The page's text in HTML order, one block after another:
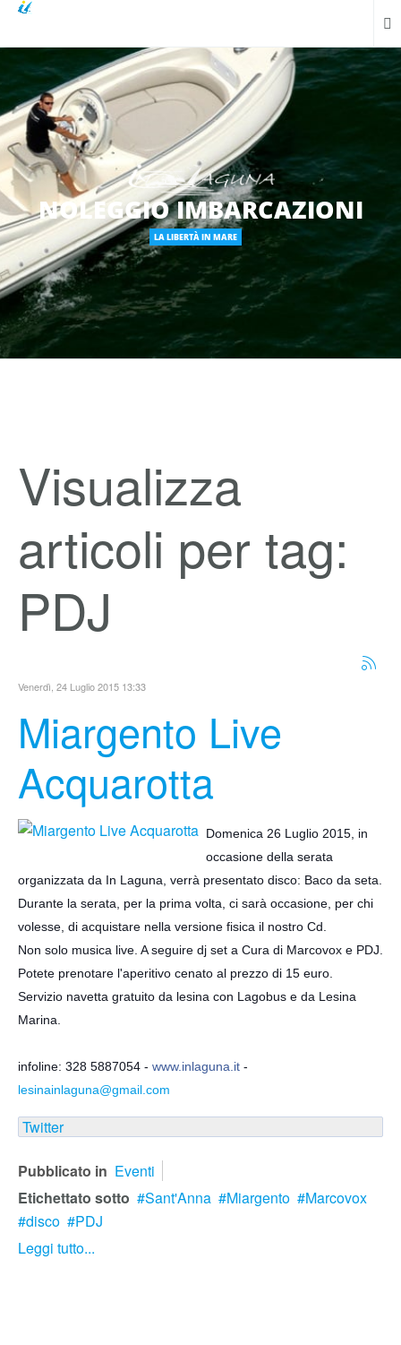
NOLEGGIO IMBARCAZIONI
LA LIBERTÀ IN MARE
Visualizza
articoli per tag:
PDJ
Venerdì, 24 Luglio 2015 13:33
Miargento Live
Acquarotta
Domenica 26 Luglio 2015, in
occasione della serata
organizzata da In Laguna, verrà presentato disco: Baco da seta.
Durante la serata, per la prima volta, ci sarà occasione, per chi
volesse, di acquistare nella versione fisica il nostro Cd.
Non solo musica live. A seguire dj set a Cura di Marcovox e PDJ.
Potete prenotare l'aperitivo cenato al prezzo di 15 euro.
Servizio navetta gratuito da lesina con Lagobus e da Lesina
Marina.
infoline: 328 5887054 - www.inlaguna.it -
lesinainlaguna@gmail.com
Twitter
Pubblicato in Eventi
Etichettato sotto
Sant'Anna Miargento
Marcovox
disco
PDJ
Leggi tutto...